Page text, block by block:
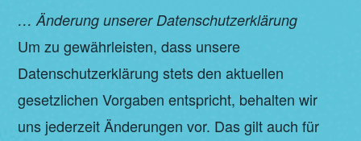
… Änderung unserer Datenschutzerklärung
Um zu gewährleisten, dass unsere
Datenschutzerklärung stets den aktuellen
gesetzlichen Vorgaben entspricht, behalten wir
uns jederzeit Änderungen vor. Das gilt auch für